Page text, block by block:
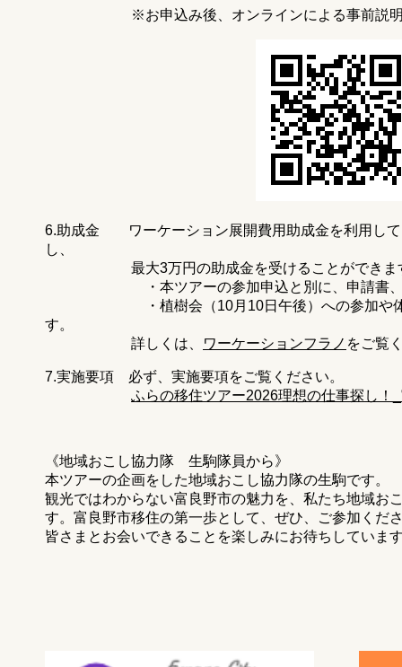
※お申込み後、オンラインによる事前説明・
6.助成金 ワーケーション展開費用助成金を利用して
し、
最大3万円の助成金を受けることができま
・本ツアーの参加申込と別に、申請書、報
・植樹会（10月10日午後）への参加や体験
す。
詳しくは、
ワーケーションフラノ をご覧
7.実施要項 必ず、実施要項をご覧ください。
ふらの移住ツアー2026理想の仕事探し！
《地域おこし協力隊 生駒隊員から》
本ツアーの企画をした地域おこし協力隊の生駒です。
観光ではわからない富良野市の魅力を、私たち地域お
す。富良野市移住の第一歩として、ぜひ、ご参加くだ
皆さまとお会いできることを楽しみにお待ちしていま